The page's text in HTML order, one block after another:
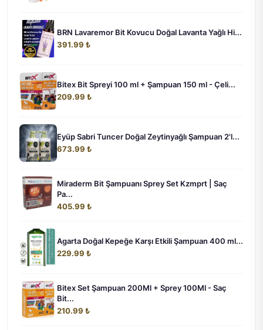
BRN Lavaremor Bit Kovucu Doğal Lavanta Yağlı Hi...
391.99 ₺
Bitex Bit Spreyi 100 ml + Şampuan 150 ml - Çeli...
209.99 ₺
Eyüp Sabri Tuncer Doğal Zeytinyağlı Şampuan 2'l...
673.99 ₺
Miraderm Bit Şampuanı Sprey Set Kzmprt | Saç
Pa...
405.99 ₺
Agarta Doğal Kepeğe Karşı Etkili Şampuan 400 ml...
229.99 ₺
Bitex Set Şampuan 200Ml + Sprey 100Ml - Saç
Bit...
210.99 ₺